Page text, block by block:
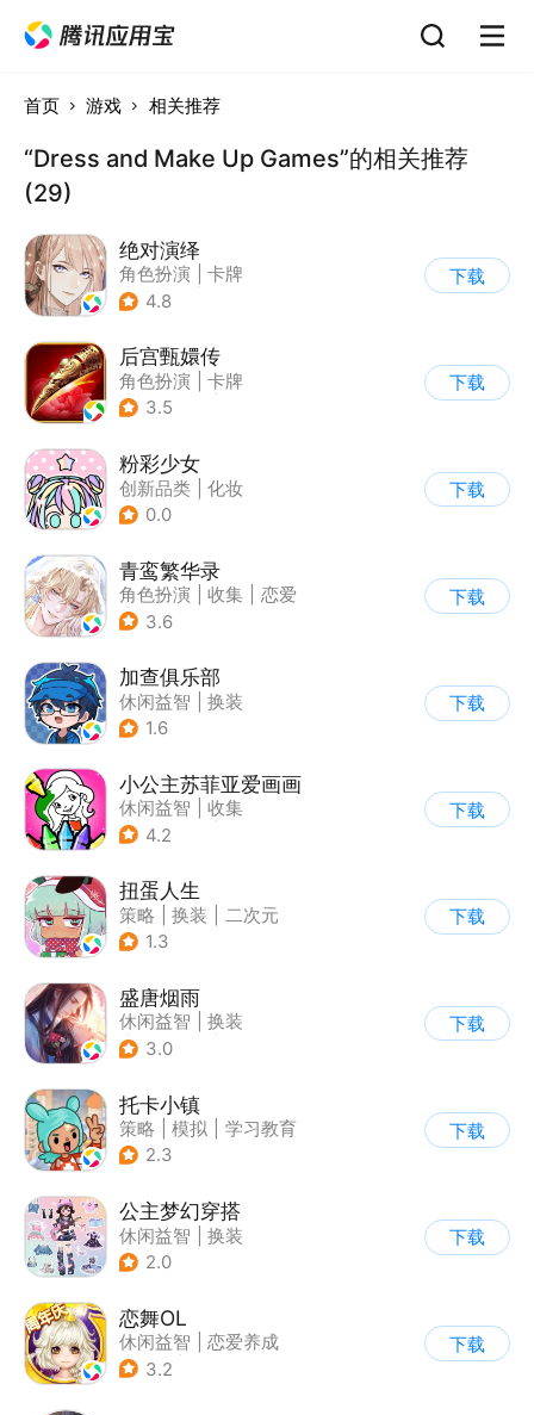
首页 游戏 相关推荐
“Dress and Make Up Games”的相关推荐
(29)
绝对演绎
角色扮演
卡牌
| 演艺圈
4.8
下载
后宫甄嬛传
角色扮演
卡牌
| 架空历史
3.5
下载
粉彩少女
创新品类
化妆
| 女性向
0.0
下载
青鸾繁华录
角色扮演 收集
恋爱
| 剧情
3.6
下载
加查俱乐部
休闲益智
换装
1.6
下载
小公主苏菲亚爱画画
休闲益智
收集
| 儿童游戏
4.2
下载
扭蛋人生
策略 换装
二次元
| 休闲益智
1.3
下载
盛唐烟雨
休闲益智
换装
| 架空历史
3.0
下载
托卡小镇
策略 模拟
学习教育
| 治愈
2.3
下载
公主梦幻穿搭
休闲益智
换装
| 女性向
2.0
下载
恋舞OL
休闲益智
恋爱养成
| 仙侠
3.2
下载